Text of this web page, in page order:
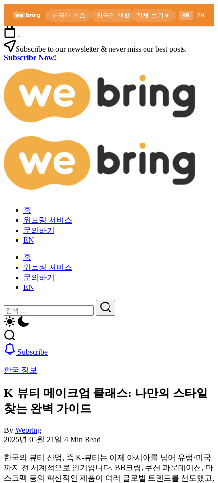
본
문
으
로
너
뛰
기
-
Subscribe to our newsletter & never miss our best posts.
Subscribe Now!
국
인
을
위
험,
의
료
및
일
상
생
WeBring
제
공
가
이
드
—
비
자,
험,
료
및
일
생
WeBring
제
공
홈
위브링 서비스
문의하기
EN
홈
위브링 서비스
문의하기
EN
닫
기
검
색
검
Subscribe
한국 정보
K-뷰티 메이크업 클래스: 나만의 스타일
찾는 완벽 가이드
By Webring
2025년 05월 21일 4 Min Read
한국의 뷰티 산업, 즉 K-뷰티는 이제 아시아를 넘어 유럽·미국
까지 전 세계적으로 인기입니다. BB크림, 쿠션 파운데이션, 마
스크팩 등의 혁신적인 제품이 여러 글로벌 트렌드를 선도했고,